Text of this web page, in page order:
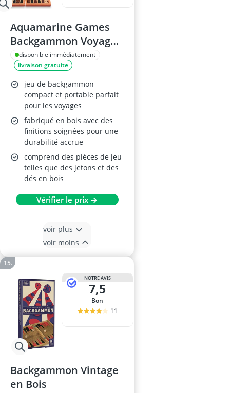
Aquamarine Games
Backgammon Voyage
FSC100% SG1019
disponible immédiatement
livraison gratuite
jeu de backgammon
compact et portable parfait
pour les voyages
fabriqué en bois avec des
finitions soignées pour une
durabilité accrue
comprend des pièces de jeu
telles que des jetons et des
dés en bois
Vérifier le prix →
voir plus
voir moins
NOTRE AVIS
7,5
Bon
11
Backgammon Vintage
en Bois